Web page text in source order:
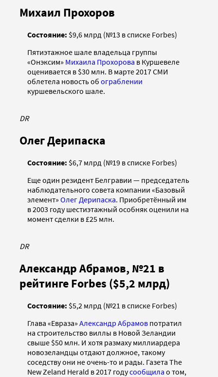
Михаил Прохоров
Состояние: $9,6 млрд (№13 в списке Forbes)
Пятиэтажное шале владельца группы
«Онэксим» Михаила Прохорова в Куршевеле
оценивается в $30 млн. В марте 2017 СМИ
облетела новость об ограблении
куршевельского шале.
DR
Олег Дерипаска
Состояние: $6,7 млрд (№19 в списке Forbes)
Еще один резидент Белгравии — председатель
наблюдательного совета компании «Базовый
элемент» Олег Дерипаска. Приобретённый им
в 2003 году шестиэтажный особняк оценили на
момент сделки в £25 млн.
DR
Александр Абрамов, №21 в
рейтинге Forbes ($5,2 млрд)
Состояние: $5,2 млрд (№21 в списке Forbes)
Глава «Евраза» Александр Абрамов потратил
на строительство виллы в Новой Зеландии
свыше $50 млн. И хотя размаху миллиардера
новозеландцы отдают должное, такому
соседству они не очень-то и рады. Газета The
New Zeland Herald в 2017 годусообщила о том,